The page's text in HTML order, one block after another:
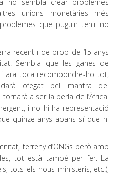
unions monetàries més
que puguin tenir no
recent i de prop de 15 anys
Sembla que les ganes de
ara toca recompondre-ho tot,
ofegat pel mantra del
a ser la perla de l’Àfrica.
i no hi ha representació
quinze anys abans sí que hi
terreny d’ONGs però amb
tot està també per fer. La
tots els nous ministeris, etc.),